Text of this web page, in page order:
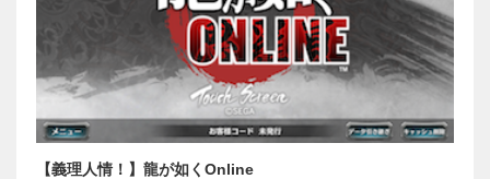
【義理人情！】龍が如くOnline